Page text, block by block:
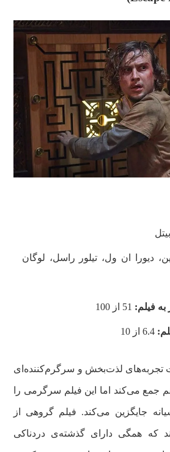
دیورا ان ول، تیلور راسل، لوگان
به فیلم:
تجربه‌های لذت‌بخش و سرگرم‌کننده‌ای
جمع می‌کند اما این فیلم سرگرمی را
جایگزین می‌کند. فیلم گروهی از
که همگی دارای گذشته‌ی دردناکی